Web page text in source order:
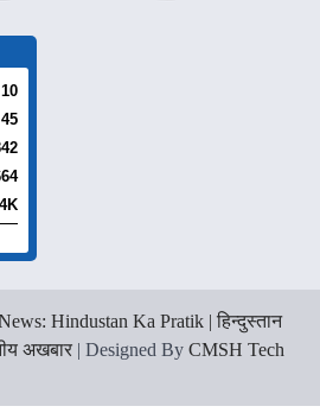
10
45
Hindustan Ka Pratik | हिन्दुस्तान
अखबार | Designed By CMSH Tech